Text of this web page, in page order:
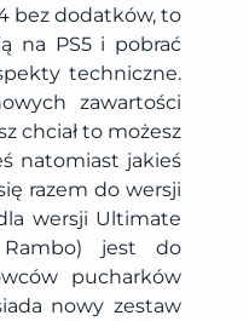
bez dodatków, to
na PS5 i pobrać
techniczne.
zawartości
chciał to możesz
natomiast jakieś
razem do wersji
wersji Ultimate
Rambo) jest do
pucharków
nowy zestaw